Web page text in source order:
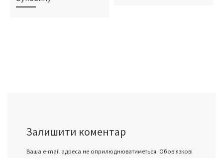
Залишити коментар
Ваша e-mail адреса не оприлюднюватиметься. Обов’язкові